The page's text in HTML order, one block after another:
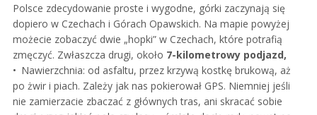
Polsce zdecydowanie proste i wygodne, górki zaczynają się
dopiero w Czechach i Górach Opawskich. Na mapie powyżej
możecie zobaczyć dwie „hopki” w Czechach, które potrafią
zmęczyć. Zwłaszcza drugi, około 7-kilometrowy podjazd,
Nawierzchnia: od asfaltu, przez krzywą kostkę brukową, aż
po żwir i piach. Zależy jak nas pokierował GPS. Niemniej jeśli
nie zamierzacie zbaczać z głównych tras, ani skracać sobie